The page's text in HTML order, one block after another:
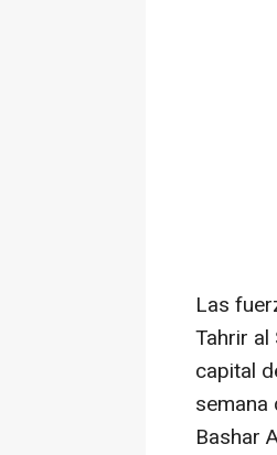
Las
Tahrir
capital
Bashar